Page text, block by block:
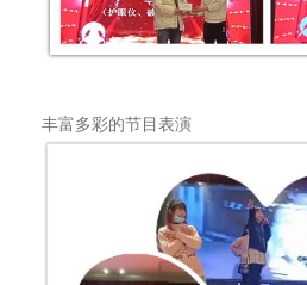
丰富多彩的节目表演